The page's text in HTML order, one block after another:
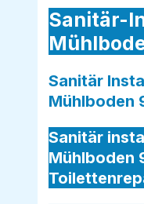
Sanitär-
Sanitär
Mühlboden
Sanitär
Mühlboden